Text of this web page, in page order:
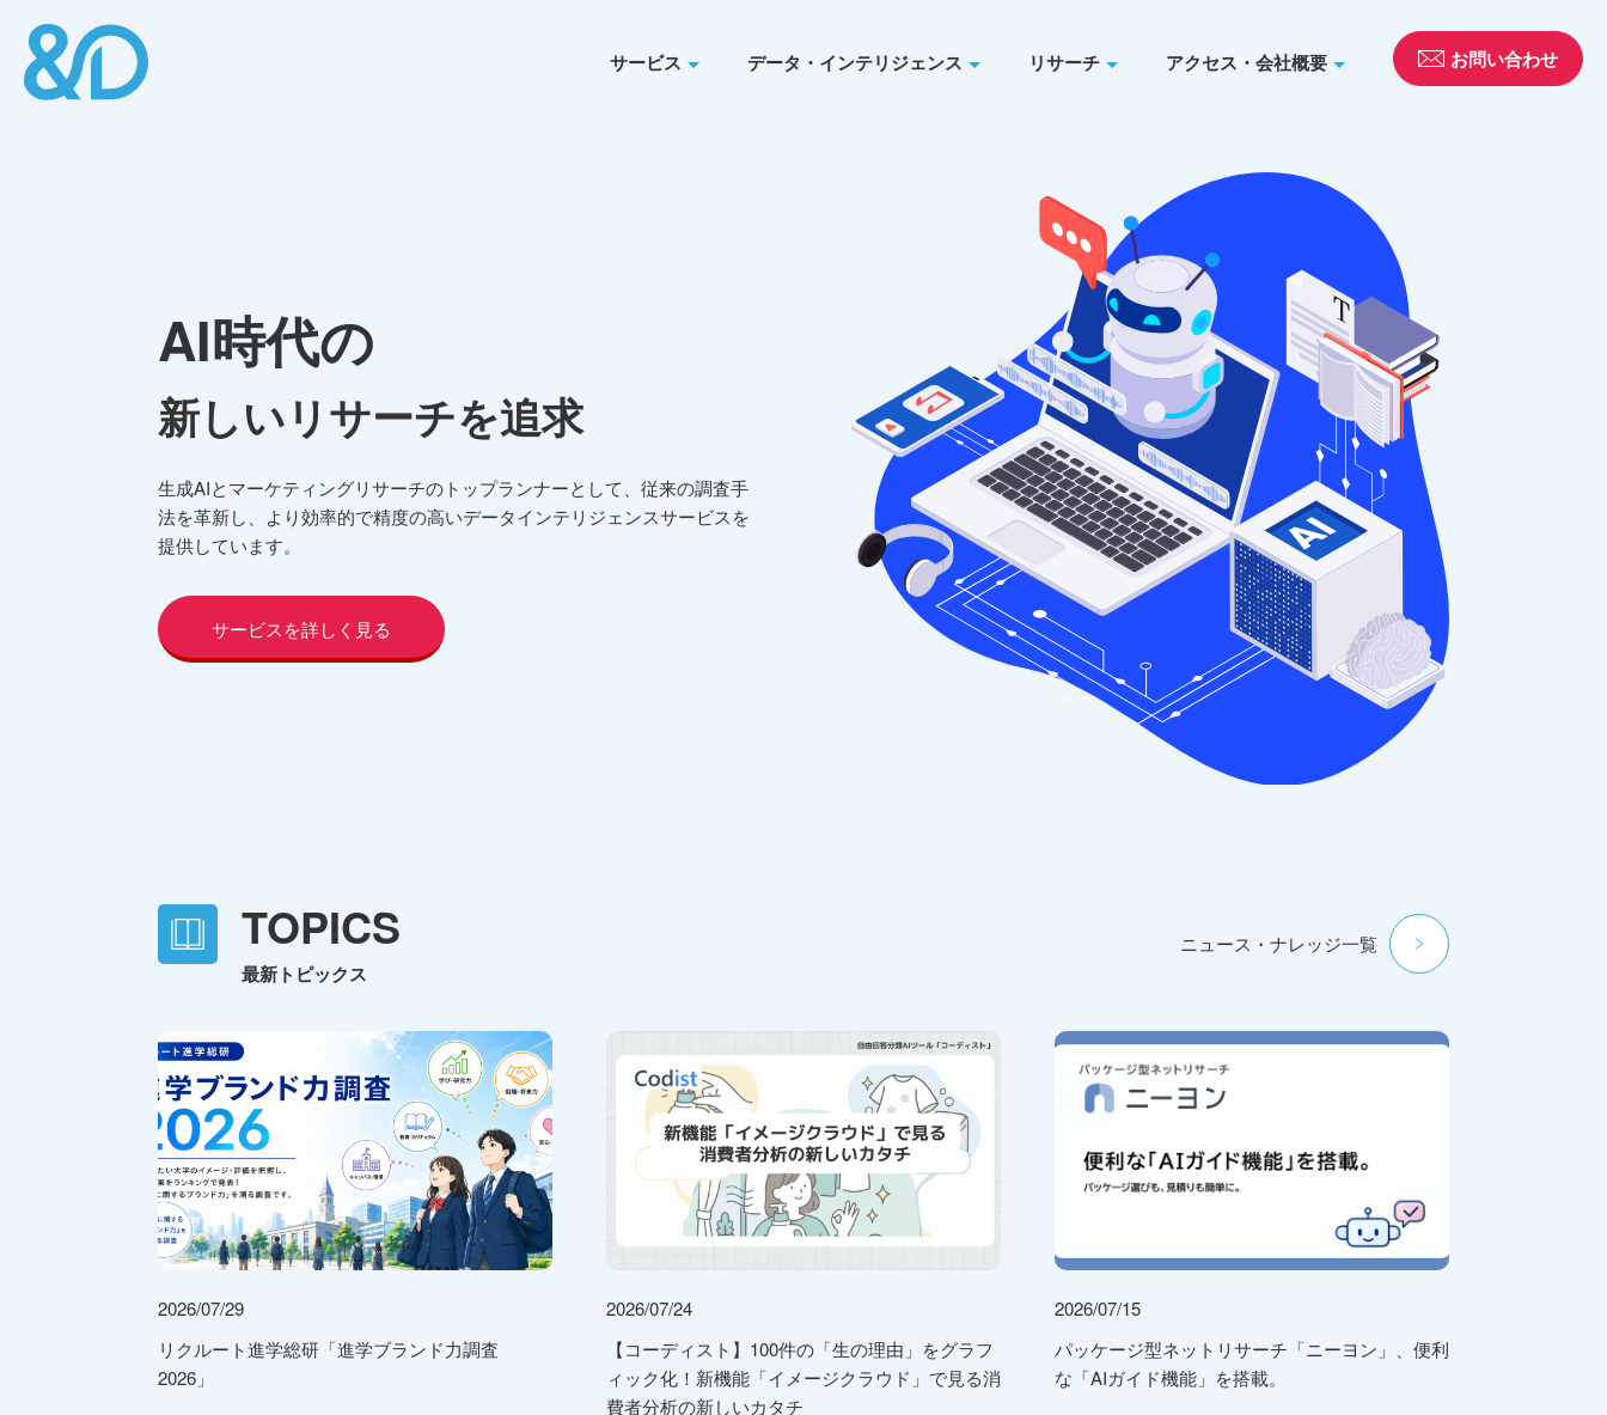
サービス データ・インテリジェンス リサーチ アクセス・会社概要 お問い合わせ
AI時代の
新しいリサーチを追求
生成AIとマーケティングリサーチのトップランナーとして、従来の調査手
法を革新し、より効率的で精度の高いデータインテリジェンスサービスを
提供しています。
サービスを詳しく見る
TOPICS
最新トピックス
ニュース・ナレッジ一覧
2026/07/29
リクルート進学総研「進学ブランド力調査
2026」
2026/07/24
【コーディスト】100件の「生の理由」をグラフ
ィック化！新機能「イメージクラウド」で見る消
費者分析の新しいカタチ
2026/07/15
パッケージ型ネットリサーチ「ニーヨン」、便利
な「AIガイド機能」を搭載。